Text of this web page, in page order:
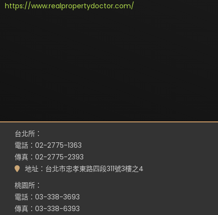
https://www.realpropertydoctor.com/
台北所：
電話：02-2775-1363
傳真：02-2775-2393
地址：台北市忠孝東路四段311號3樓之4
桃園所：
電話：03-338-3693
傳真：03-338-6393